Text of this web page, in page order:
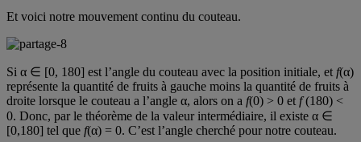
Et voici notre mouvement continu du couteau.
Si α ∈ [0, 180] est l’angle du couteau avec la position initiale, et f(α)
représente la quantité de fruits à gauche moins la quantité de fruits à
droite lorsque le couteau a l’angle α, alors on a f(0) > 0 et f(180) <
0. Donc, par le théorème de la valeur intermédiaire, il existe α ∈
[0,180] tel que f(α) = 0. C’est l’angle cherché pour notre couteau.